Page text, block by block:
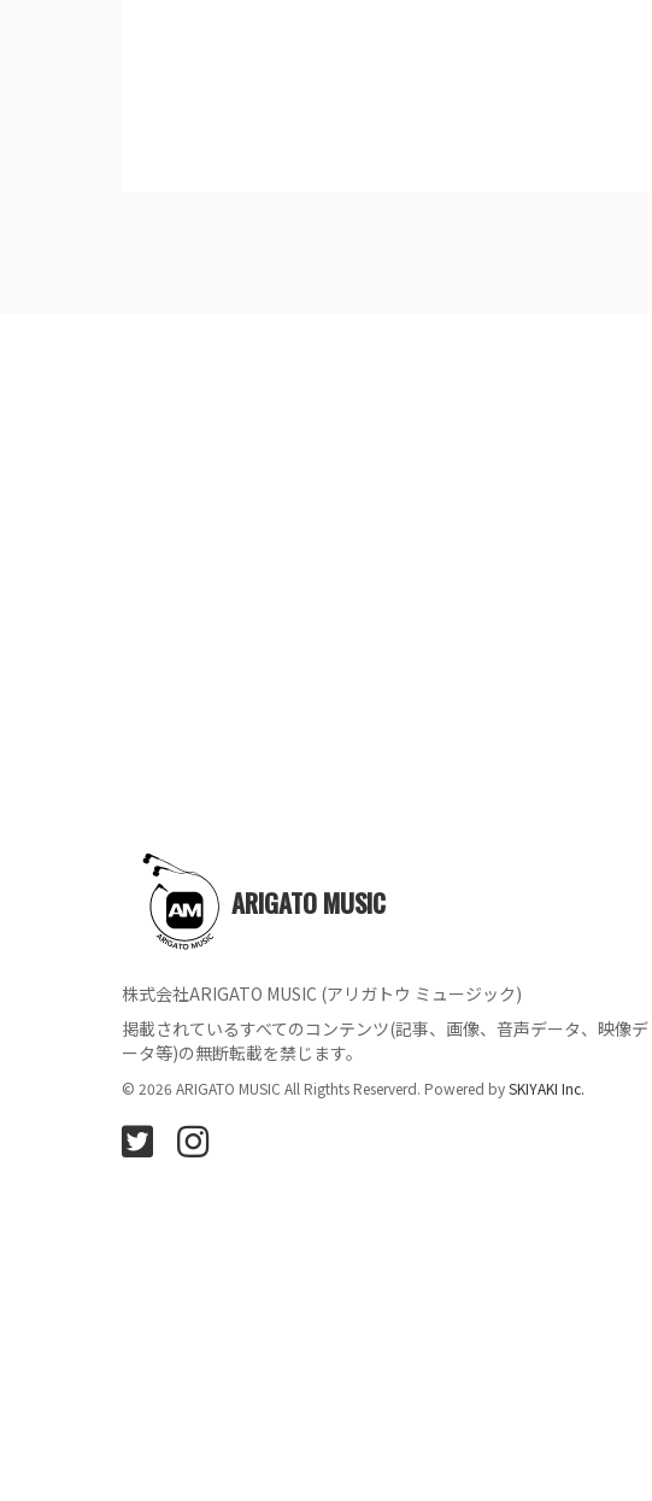
ARIGATO MUSIC
株式会社ARIGATO MUSIC (アリガトウ ミュージック)
掲載されているすべてのコンテンツ(記事、画像、音声データ、映像デ
ータ等)の無断転載を禁じます。
© 2026 ARIGATO MUSIC All Rigthts Reserverd. Powered bySKIYAKI Inc.